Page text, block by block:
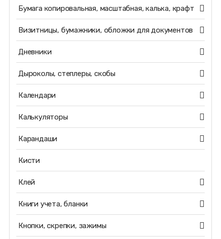
Бумага копировальная, масштабная, калька, крафт
Визитницы, бумажники, обложки для документов
Дневники
Дыроколы, степлеры, скобы
Календари
Калькуляторы
Карандаши
Кисти
Клей
Книги учета, бланки
Кнопки, скрепки, зажимы